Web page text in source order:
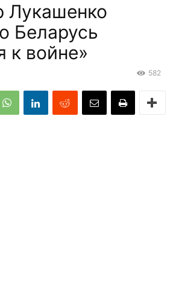
Лукашенко
Беларусь
к войне»
582